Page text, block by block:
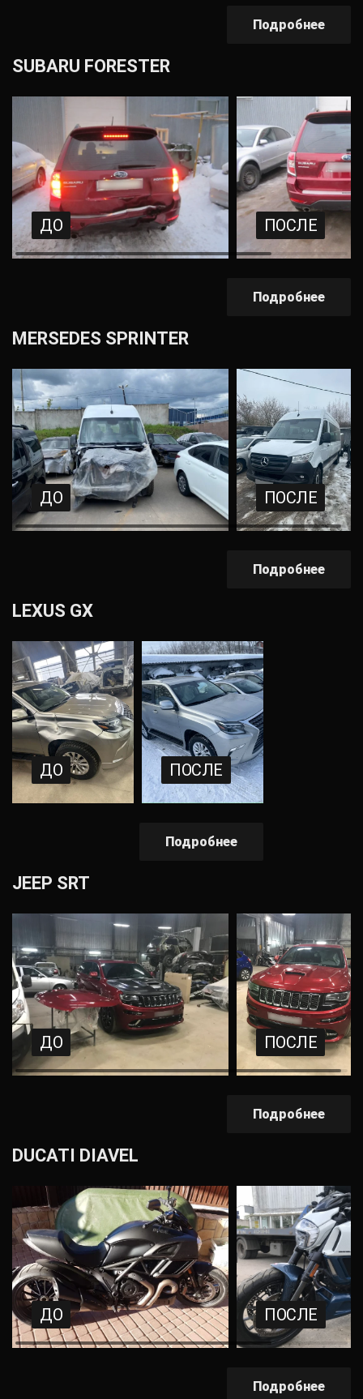
Подробнее
SUBARU FORESTER
ДО ПОСЛЕ
Подробнее
MERSEDES SPRINTER
ДО ПОСЛЕ
Подробнее
LEXUS GX
ДО ПОСЛЕ
Подробнее
JEEP SRT
ДО ПОСЛЕ
Подробнее
DUCATI DIAVEL
ДО ПОСЛЕ
Подробнее